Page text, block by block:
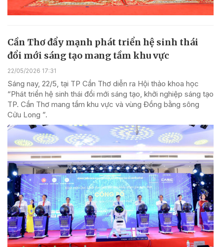
Cần Thơ đẩy mạnh phát triển hệ sinh thái
đổi mới sáng tạo mang tầm khu vực
22/05/2026 17:31
Sáng nay, 22/5, tại TP Cần Thơ diễn ra Hội thảo khoa học
“Phát triển hệ sinh thái đổi mới sáng tạo, khởi nghiệp sáng tạo
TP. Cần Thơ mang tầm khu vực và vùng Đồng bằng sông
Cửu Long ”.